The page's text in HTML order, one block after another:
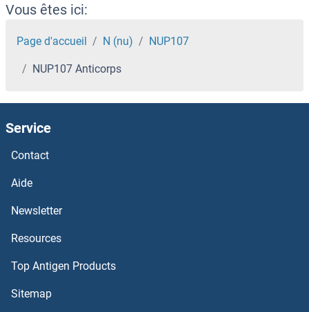
NUDT7 Anticorps
NUDT6 Anticorps
NUDT5 Anticorps
NUDT2 Anticorps
NUDT19 Anticorps
NUDT18 Anticorps
Vous êtes ici:
Page d'accueil N (nu) NUP107
NUP107 Anticorps
Service
Contact
Aide
Newsletter
Resources
Top Antigen Products
Sitemap